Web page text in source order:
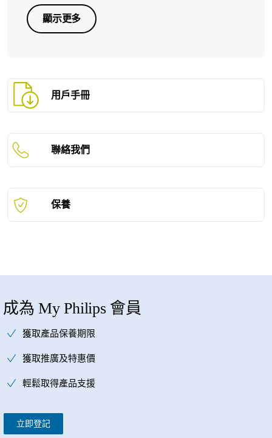
顯示更多
用戶手冊
聯絡我們
保養
成為 My Philips 會員
獲取產品保養期限
獲取推廣及特惠價
輕鬆取得產品支援
立即登記